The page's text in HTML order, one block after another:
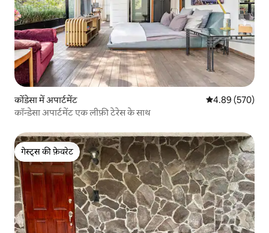
कोंडेसा में अपार्टमेंट औसत रेटिंग 5 में से
4.89 (570)
कॉन्डेसा अपार्टमेंट एक लीफ़ी टेरेस के साथ
गेस्ट्स की फ़ेवरेट
गेस्ट्स की फ़ेवरेट